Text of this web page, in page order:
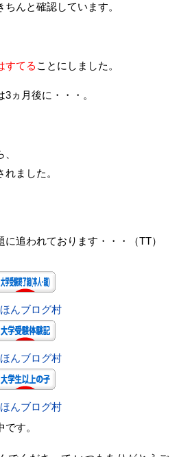
んと確認しています。
すてる ことにしました。
ヵ月後に・・・。
ました。
追われております・・・（TT）
んブログ村
んブログ村
んブログ村
す。